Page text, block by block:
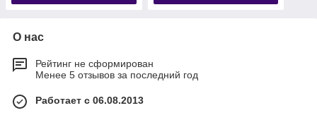
О нас
Рейтинг не сформирован
Менее 5 отзывов за последний год
Работает с 06.08.2013